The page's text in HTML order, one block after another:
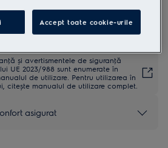
și avertismentele de siguranţă
UE 2023/988 sunt enumerate în
de utilizare. Pentru utilizarea în
citește manualul de utilizare complet.
asigurat
Accept toate cookie-urile